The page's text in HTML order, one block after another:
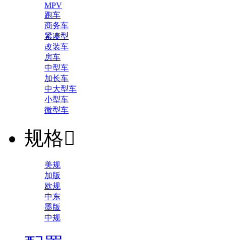
MPV
跑车
商务车
紧凑型
改装车
房车
中型车
加长车
中大型车
小型车
微型车
规格
美规
加版
欧规
中东
墨版
中规